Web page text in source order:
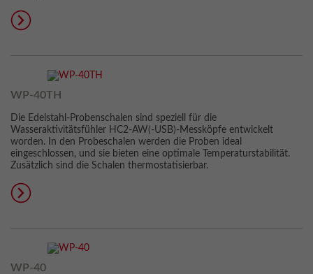
WP-40TH
Die Edelstahl-Probenschalen sind speziell für die
Wasseraktivitätsfühler HC2-AW(-USB)-Messköpfe entwickelt
worden. In den Probeschalen werden die Proben ideal
eingeschlossen, und sie bieten eine optimale Temperaturstabilität.
Zusätzlich sind die Schalen thermostatisierbar.
WP-40